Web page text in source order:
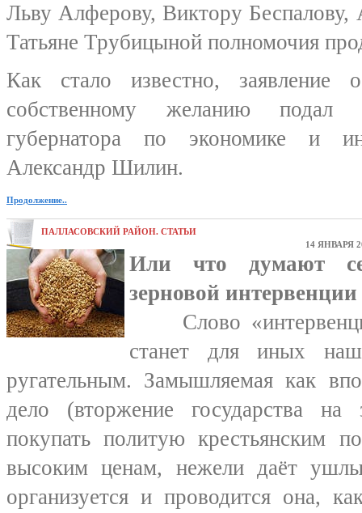
Льву Алферову, Виктору Беспалову,
Татьяне Трубицыной полномочия
Как стало известно,
собственному желанию
губернатора по экономике и
Александр Шилин.
Продолжение..
ПАЛЛАСОВСКИЙ РАЙОН. СТАТЬИ
14 ЯНВАРЯ
Или что думают
зерновой интервенции
Слово
станет для иных
ругательным. Замышляемая как
дело (вторжение государства
покупать политую крестьянским
высоким ценам, нежели даёт
организуется и проводится она,